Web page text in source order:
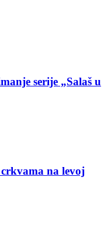
serije „Salaš u
na levoj